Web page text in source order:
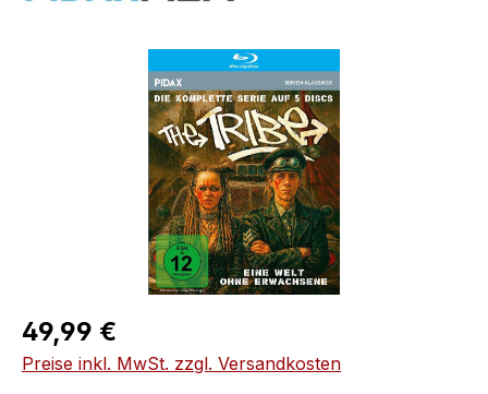
Bildergalerie überspringen
Regulärer Preis:
49,99 €
Preise inkl. MwSt. zzgl. Versandkosten